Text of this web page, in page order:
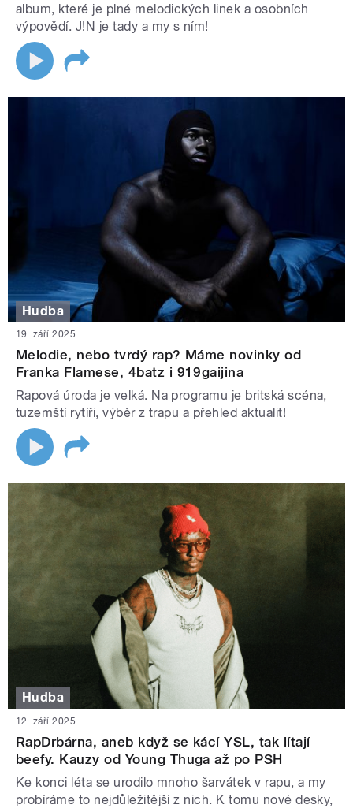
album, které je plné melodických linek a osobních
výpovědí. J!N je tady a my s ním!
Hudba
19. září 2025
Melodie, nebo tvrdý rap? Máme novinky od
Franka Flamese, 4batz i 919gaijina
Rapová úroda je velká. Na programu je britská scéna,
tuzemští rytíři, výběr z trapu a přehled aktualit!
Hudba
12. září 2025
RapDrbárna, aneb když se kácí YSL, tak lítají
beefy. Kauzy od Young Thuga až po PSH
Ke konci léta se urodilo mnoho šarvátek v rapu, a my
probíráme to nejdůležitější z nich. K tomu nové desky,